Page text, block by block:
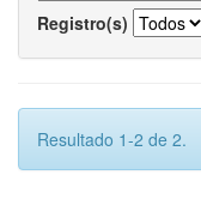
Registro(s)
Resultado 1-2 de 2.